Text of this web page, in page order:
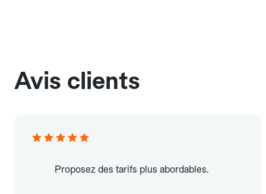
Avis clients
Proposez des tarifs plus abordables.